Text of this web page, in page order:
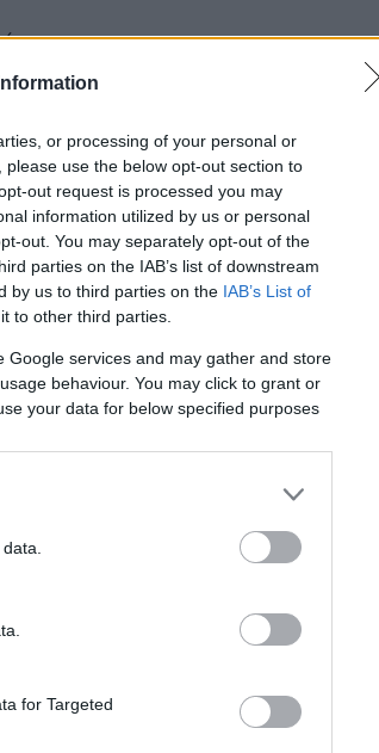
or processing of your personal or
use the below opt-out section to
out request is processed you may
information utilized by us or personal
out. You may separately opt-out of the
parties on the IAB’s list of downstream
by us to third parties on the IAB’s List of
to other third parties.
services and may gather and store
behaviour. You may click to grant or
your data for below specified purposes
for Targeted